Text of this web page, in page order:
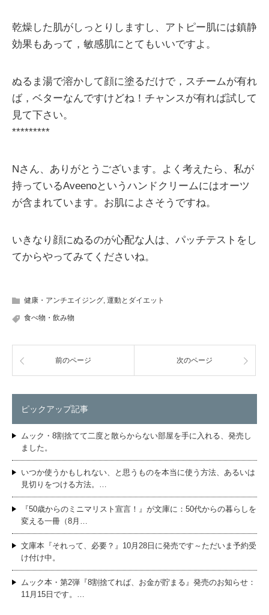
乾燥した肌がしっとりしますし、アトピー肌には鎮静
効果もあって，敏感肌にとてもいいですよ。
ぬるま湯で溶かして顔に塗るだけで，スチームが有れ
ば，ベターなんですけどね！チャンスが有れば試して
見て下さい。
*********
Nさん、ありがとうございます。よく考えたら、私が
持っているAveenoというハンドクリームにはオーツ
が含まれています。お肌によさそうですね。
いきなり顔にぬるのが心配な人は、パッチテストをし
てからやってみてくださいね。
健康・アンチエイジング, 運動とダイエット
食べ物・飲み物
前のページ 次のページ
ピックアップ記事
ムック・8割捨てて二度と散らからない部屋を手に入れる、発売し
ました。
いつか使うかもしれない、と思うものを本当に使う方法、あるいは
見切りをつける方法。…
『50歳からのミニマリスト宣言！』が文庫に：50代からの暮らしを
変える一冊（8月…
文庫本『それって、必要？』10月28日に発売です～ただいま予約受
け付け中。
ムック本・第2弾『8割捨てれば、お金が貯まる』発売のお知らせ：
11月15日です。…